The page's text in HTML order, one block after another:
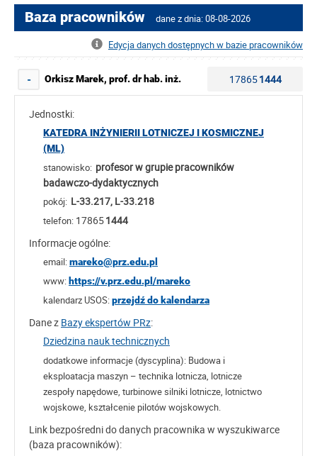
Baza pracowników dane z dnia: 08-08-2026
Edycja danych dostępnych w bazie pracowników
- Orkisz Marek, prof. dr hab. inż. 178651444
Jednostki:
KATEDRA INŻYNIERII LOTNICZEJ I KOSMICZNEJ
(ML)
stanowisko: profesor w grupie pracowników
badawczo-dydaktycznych
pokój: L-33.217, L-33.218
telefon: 178651444
Informacje ogólne:
email:mareko@prz.edu.pl
www: https://v.prz.edu.pl/mareko
kalendarz USOS:przejdź do kalendarza
Dane z Bazy ekspertów PRz:
Dziedzina nauk technicznych
dodatkowe informacje (dyscyplina): Budowa i
eksploatacja maszyn – technika lotnicza, lotnicze
zespoły napędowe, turbinowe silniki lotnicze, lotnictwo
wojskowe, kształcenie pilotów wojskowych.
Link bezpośredni do danych pracownika w wyszukiwarce
(baza pracowników):